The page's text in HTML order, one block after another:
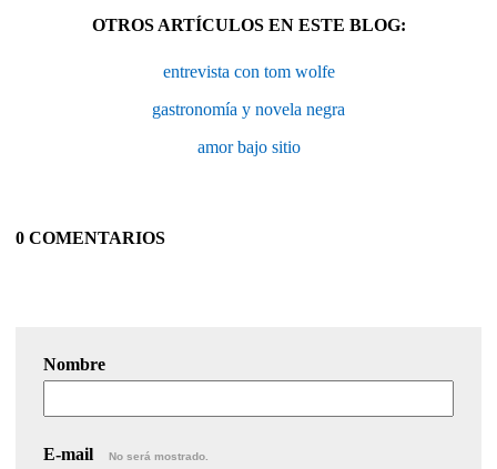
OTROS ARTÍCULOS EN ESTE BLOG:
entrevista con tom wolfe
gastronomía y novela negra
amor bajo sitio
0 COMENTARIOS
Nombre
E-mail No será mostrado.